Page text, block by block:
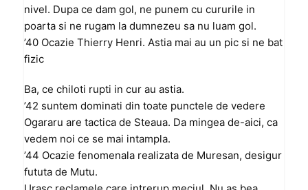
nivel. Dupa ce dam gol, ne punem cu cururile in
poarta si ne rugam la dumnezeu sa nu luam gol.
’40 Ocazie Thierry Henri. Astia mai au un pic si ne bat
fizic
Ba, ce chiloti rupti in cur au astia.
’42 suntem dominati din toate punctele de vedere
Ogararu are tactica de Steaua. Da mingea de-aici, ca
vedem noi ce se mai intampla.
’44 Ocazie fenomenala realizata de Muresan, desigur
fututa de Mutu.